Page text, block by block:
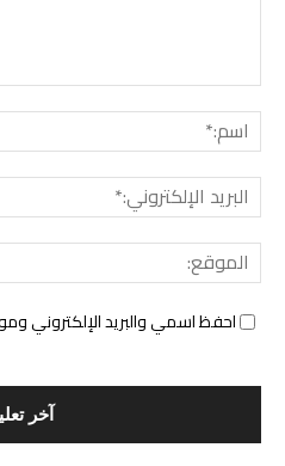
احفظ اسمي والبريد الإلكتروني